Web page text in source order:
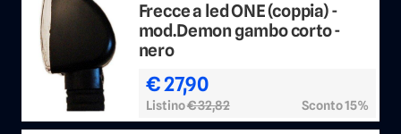
Frecce a led ONE (coppia) -
mod.Demon gambo corto -
nero
€ 27,90
Listino€ 32,82 Sconto 15%